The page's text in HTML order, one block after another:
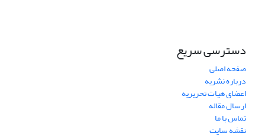
دسترسی سریع
صفحه اصلی
درباره نشریه
اعضای هیات تحریریه
ارسال مقاله
تماس با ما
نقشه سایت